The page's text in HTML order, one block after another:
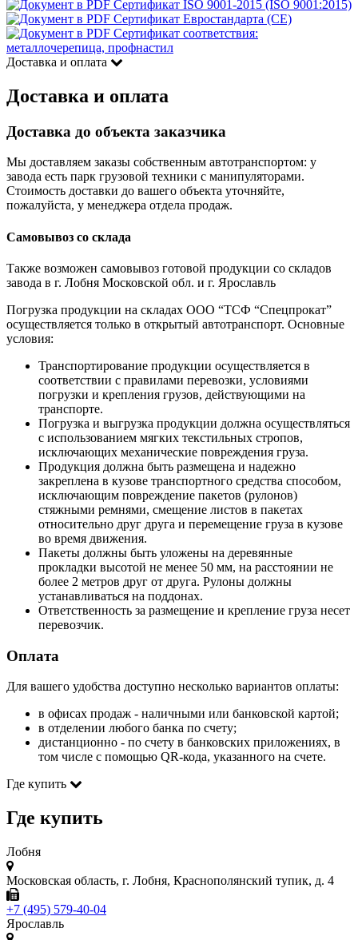
Сертификат ISO 9001-2015 (ISO 9001:2015)
Сертификат Евростандарта (CE)
Сертификат соответствия:
металлочерепица, профнастил
Доставка и оплата
Доставка и оплата
Доставка до объекта заказчика
Мы доставляем заказы собственным автотранспортом: у
завода есть парк грузовой техники с манипуляторами.
Стоимость доставки до вашего объекта уточняйте,
пожалуйста, у менеджера отдела продаж.
Самовывоз со склада
Также возможен самовывоз готовой продукции со складов
завода в г. Лобня Московской обл. и г. Ярославль
Погрузка продукции на складах ООО “ТСФ “Спецпрокат”
осуществляется только в открытый автотранспорт. Основные
условия:
Транспортирование продукции осуществляется в
соответствии с правилами перевозки, условиями
погрузки и крепления грузов, действующими на
транспорте.
Погрузка и выгрузка продукции должна осуществляться
с использованием мягких текстильных стропов,
исключающих механические повреждения груза.
Продукция должна быть размещена и надежно
закреплена в кузове транспортного средства способом,
исключающим повреждение пакетов (рулонов)
стяжными ремнями, смещение листов в пакетах
относительно друг друга и перемещение груза в кузове
во время движения.
Пакеты должны быть уложены на деревянные
прокладки высотой не менее 50 мм, на расстоянии не
более 2 метров друг от друга. Рулоны должны
устанавливаться на поддонах.
Ответственность за размещение и крепление груза несет
перевозчик.
Оплата
Для вашего удобства доступно несколько вариантов оплаты:
в офисах продаж - наличными или банковской картой;
в отделении любого банка по счету;
дистанционно - по счету в банковских приложениях, в
том числе с помощью QR-кода, указанного на счете.
Где купить
Где купить
Лобня
Московская область, г. Лобня, Краснополянский тупик, д. 4
+7 (495) 579-40-04
Ярославль